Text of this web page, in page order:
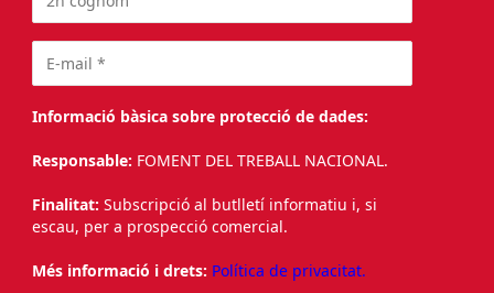
Informació bàsica sobre protecció de dades:
Responsable: FOMENT DEL TREBALL NACIONAL.
Finalitat: Subscripció al butlletí informatiu i, si
escau, per a prospecció comercial.
Més informació i drets: Política de privacitat.